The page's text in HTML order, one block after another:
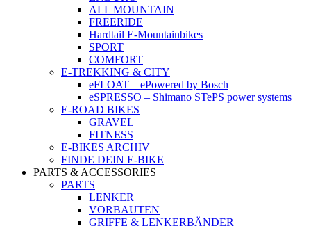
ALL MOUNTAIN
FREERIDE
Hardtail E-Mountainbikes
SPORT
COMFORT
E-TREKKING & CITY
eFLOAT – ePowered by Bosch
eSPRESSO – Shimano STePS power systems
E-ROAD BIKES
GRAVEL
FITNESS
E-BIKES ARCHIV
FINDE DEIN E-BIKE
PARTS & ACCESSORIES
PARTS
LENKER
VORBAUTEN
GRIFFE & LENKERBÄNDER